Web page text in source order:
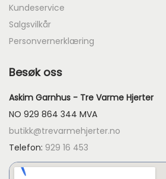
Kundeservice
Salgsvilkår
Personvernerklæring
Besøk oss
Askim Garnhus - Tre Varme Hjerter
NO 929 864 344 MVA
butikk@trevarmehjerter.no
Telefon: 929 16 453